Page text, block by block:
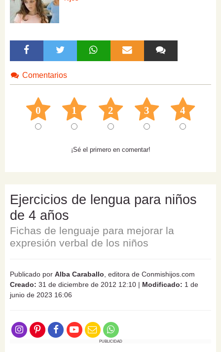
Comentarios
0 1 2 3 4
¡Sé el primero en comentar!
Ejercicios de lengua para niños
de 4 años
Fichas de lenguaje para mejorar la
expresión verbal de los niños
Publicado por Alba Caraballo, editora de Conmishijos.com
Creado: 31 de diciembre de 2012 12:10 | Modificado: 1 de
junio de 2023 16:06
PUBLICIDAD